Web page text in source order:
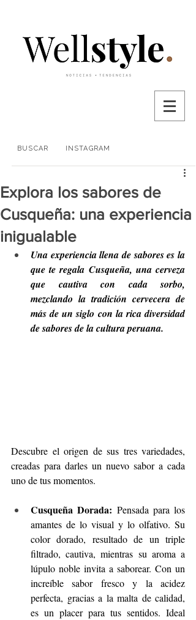
BUSCAR INSTAGRAM
Explora los sabores de
Cusqueña: una experiencia
inigualable
Una experiencia llena de sabores es la
que te regala Cusqueña, una cerveza
que cautiva con cada sorbo,
mezclando la tradición cervecera de
más de un siglo con la rica diversidad
de sabores de la cultura peruana.
Descubre el origen de sus tres variedades,
creadas para darles un nuevo sabor a cada
uno de tus momentos.
Cusqueña Dorada: Pensada para los
amantes de lo visual y lo olfativo. Su
color dorado, resultado de un triple
filtrado, cautiva, mientras su aroma a
lúpulo noble invita a saborear. Con un
increíble sabor fresco y la acidez
perfecta, gracias a la malta de calidad,
es un placer para tus sentidos. Ideal